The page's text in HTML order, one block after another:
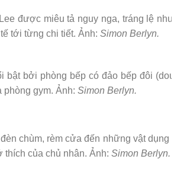
được miêu tả nguy nga, tráng lệ
tới từng chi tiết. Ảnh:Simon Berlyn.
bật bởi phòng bếp có đảo bếp đôi
phòng gym. Ảnh:Simon Berlyn.
chùm, rèm cửa đến những vật
thích của chủ nhân. Ảnh:Simon Berlyn.